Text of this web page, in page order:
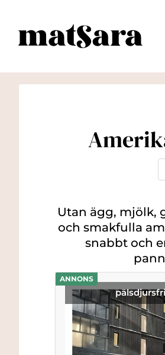
Utan ägg, mjölk,
och smakfulla
snabbt och
ANNONS